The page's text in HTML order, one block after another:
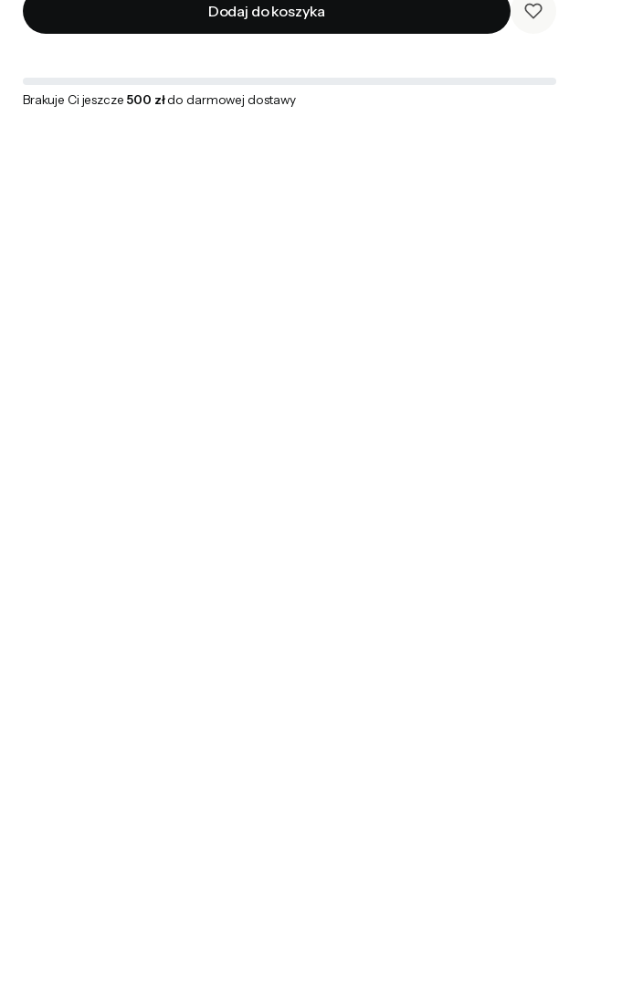
Dodaj do koszyka
Brakuje Ci jeszcze 500 złdo darmowej dostawy